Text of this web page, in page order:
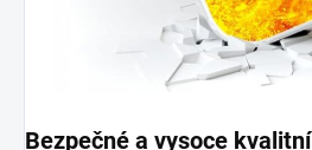
Bezpečné a vysoce kvalitní